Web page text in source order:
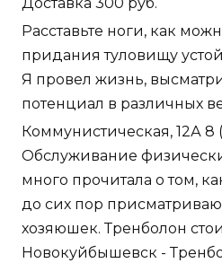
Доставка 300 руб.
Расставьте ноги, как
придания туловищу
Я провел жизнь,
потенциал в различных
Коммунистическая, 12А 8
Обслуживание
много прочитала о том,
до сих пор
хозяюшек. Тренболон
Новокуйбышевск -